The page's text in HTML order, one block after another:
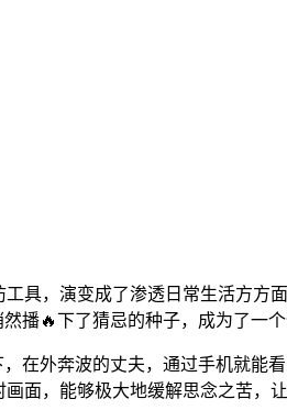
具，演变成了渗透日常生活方
播🔥下了猜忌的种子，成为了一个
在外奔波的丈夫，通过手机就
面，能够极大地缓解思念之苦，